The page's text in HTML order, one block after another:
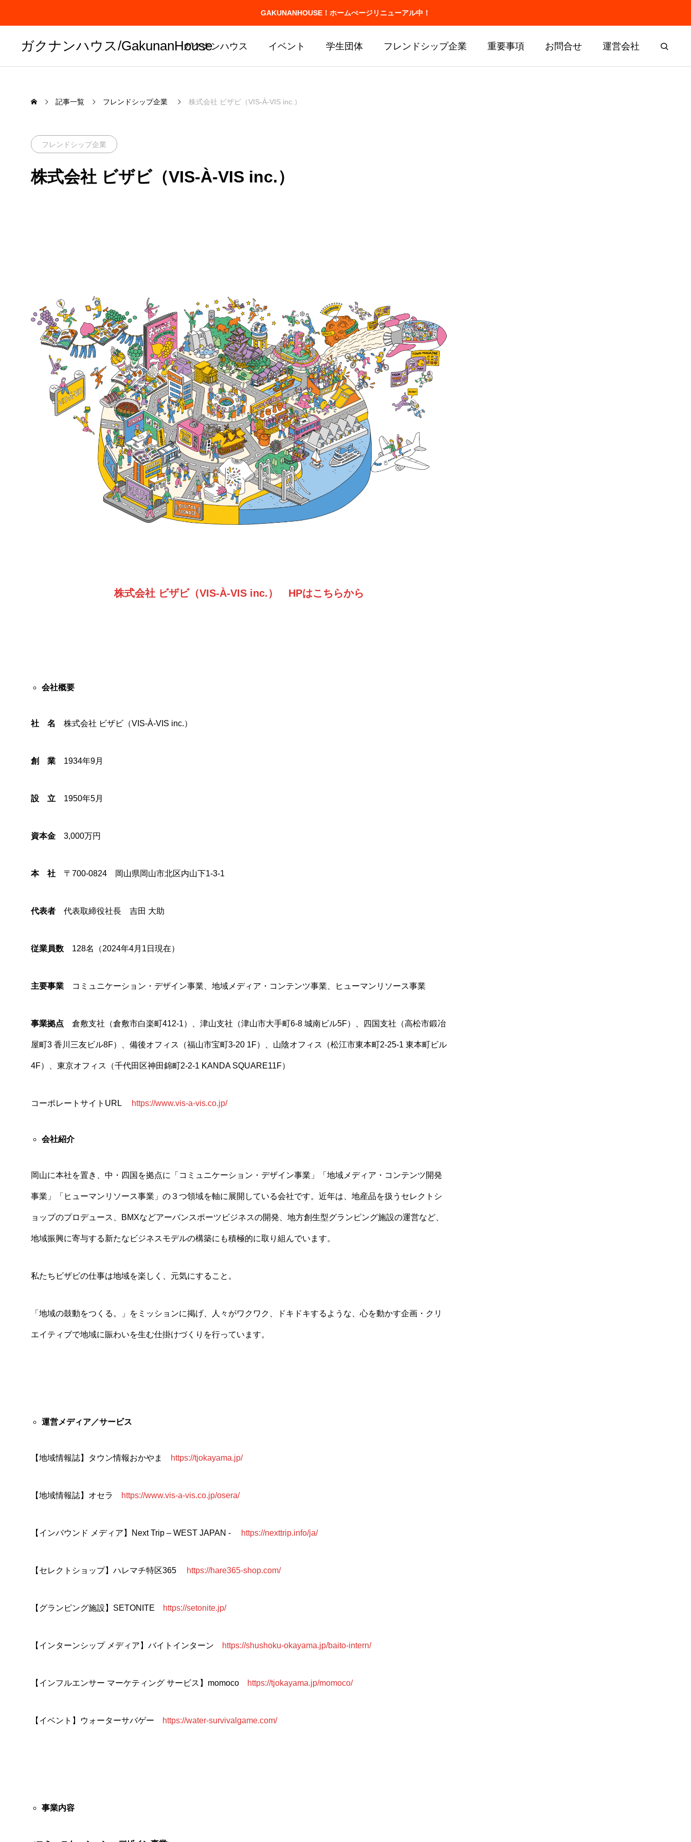
GAKUNANHOUSE！ホームぺージリニューアル中！
ガクナンハウス/GakunanHouseガクナンハウス イベント 学生団体 フレンドシップ企業 重要事項 お問合せ 運営会社
記事一覧 フレンドシップ企業 株式会社 ビザビ（VIS-À-VIS inc.）
フレンドシップ企業
株式会社 ビザビ（VIS-À-VIS inc.）
株式会社 ビザビ（VIS-À-VIS inc.） HPはこちらから
会社概要
社 名 株式会社 ビザビ（VIS-À-VIS inc.）
創 業 1934年9月
設 立 1950年5月
資本金 3,000万円
本 社 〒700-0824 岡山県岡山市北区内山下1-3-1
代表者 代表取締役社長 吉田 大助
従業員数 128名（2024年4月1日現在）
主要事業 コミュニケーション・デザイン事業、地域メディア・コンテンツ事業、ヒューマンリソース事業
事業拠点 倉敷支社（倉敷市白楽町412-1）、津山支社（津山市大手町6-8 城南ビル5F）、四国支社（高松市鍛冶
屋町3 香川三友ビル8F）、備後オフィス（福山市宝町3-20 1F）、山陰オフィス（松江市東本町2-25-1 東本町ビル
4F）、東京オフィス（千代田区神田錦町2-2-1 KANDA SQUARE11F）
コーポレートサイトURL https://www.vis-a-vis.co.jp/
会社紹介
岡山に本社を置き、中・四国を拠点に「コミュニケーション・デザイン事業」「地域メディア・コンテンツ開発
事業」「ヒューマンリソース事業」の３つ領域を軸に展開している会社です。近年は、地産品を扱うセレクトシ
ョップのプロデュース、BMXなどアーバンスポーツビジネスの開発、地方創生型グランピング施設の運営など、
地域振興に寄与する新たなビジネスモデルの構築にも積極的に取り組んでいます。
私たちビザビの仕事は地域を楽しく、元気にすること。
「地域の鼓動をつくる。」をミッションに掲げ、人々がワクワク、ドキドキするような、心を動かす企画・クリ
エイティブで地域に賑わいを生む仕掛けづくりを行っています。
運営メディア／サービス
【地域情報誌】タウン情報おかやま https://tjokayama.jp/
【地域情報誌】オセラ https://www.vis-a-vis.co.jp/osera/
【インバウンド メディア】Next Trip – WEST JAPAN - https://nexttrip.info/ja/
【セレクトショップ】ハレマチ特区365 https://hare365-shop.com/
【グランピング施設】SETONITE https://setonite.jp/
【インターンシップ メディア】バイトインターン https://shushoku-okayama.jp/baito-intern/
【インフルエンサー マーケティング サービス】momoco https://tjokayama.jp/momoco/
【イベント】ウォーターサバゲー https://water-survivalgame.com/
事業内容